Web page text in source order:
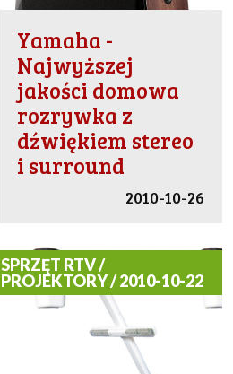
Yamaha -
Najwyższej
jakości domowa
rozrywka z
dźwiękiem stereo
i surround
2010-10-26
SPRZĘT RTV /
PROJEKTORY / 2010-10-22